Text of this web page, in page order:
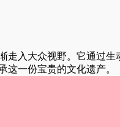
走入大众视野。它通过
这一份宝贵的文化遗产。